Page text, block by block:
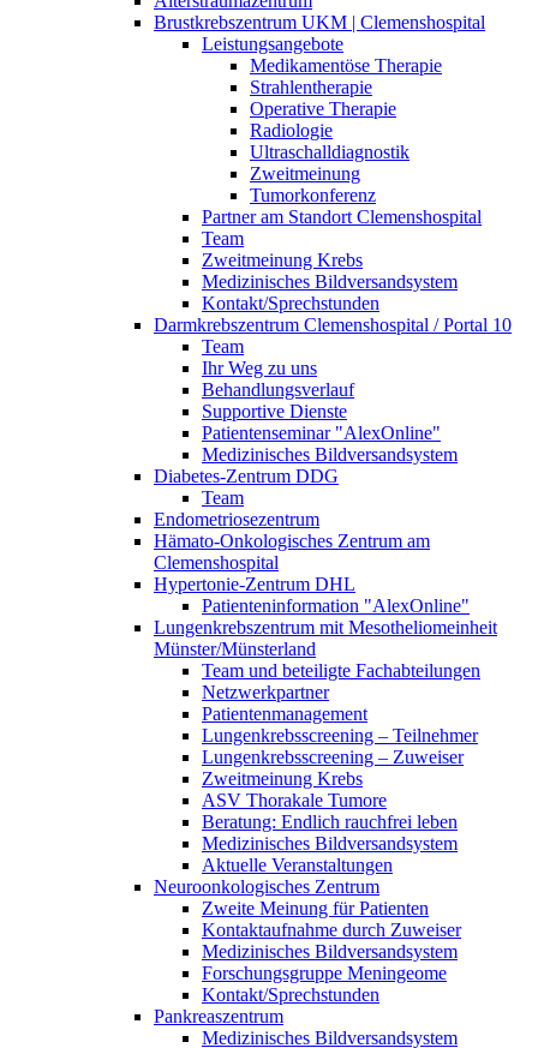
Brustkrebszentrum UKM | Clemenshospital
Leistungsangebote
Medikamentöse Therapie
Strahlentherapie
Operative Therapie
Radiologie
Ultraschalldiagnostik
Zweitmeinung
Tumorkonferenz
Partner am Standort Clemenshospital
Team
Zweitmeinung Krebs
Medizinisches Bildversandsystem
Kontakt/Sprechstunden
Darmkrebszentrum Clemenshospital / Portal 10
Team
Ihr Weg zu uns
Behandlungsverlauf
Supportive Dienste
Patientenseminar "AlexOnline"
Medizinisches Bildversandsystem
Diabetes-Zentrum DDG
Team
Endometriosezentrum
Hämato-Onkologisches Zentrum am
Clemenshospital
Hypertonie-Zentrum DHL
Patienteninformation "AlexOnline"
Lungenkrebszentrum mit Mesotheliomeinheit
Münster/Münsterland
Team und beteiligte Fachabteilungen
Netzwerkpartner
Patientenmanagement
Lungenkrebsscreening – Teilnehmer
Lungenkrebsscreening – Zuweiser
Zweitmeinung Krebs
ASV Thorakale Tumore
Beratung: Endlich rauchfrei leben
Medizinisches Bildversandsystem
Aktuelle Veranstaltungen
Neuroonkologisches Zentrum
Zweite Meinung für Patienten
Kontaktaufnahme durch Zuweiser
Medizinisches Bildversandsystem
Forschungsgruppe Meningeome
Kontakt/Sprechstunden
Pankreaszentrum
Medizinisches Bildversandsystem